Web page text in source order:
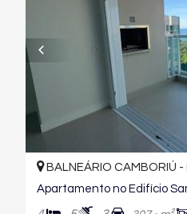
BALNEÁRIO CAMBORIÚ -